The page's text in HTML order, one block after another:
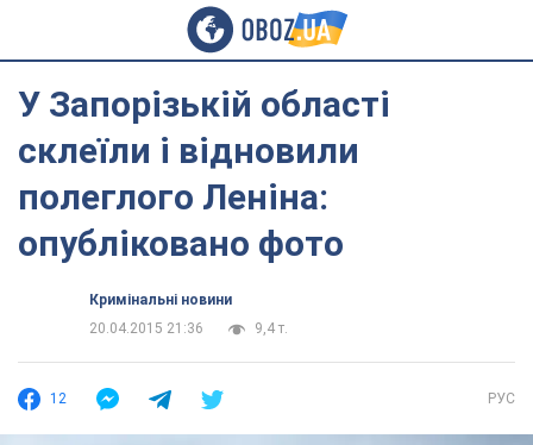
У Запорізькій області
склеїли і відновили
полеглого Леніна:
опубліковано фото
Кримінальні новини
20.04.2015 21:36
9,4 т.
12 РУС